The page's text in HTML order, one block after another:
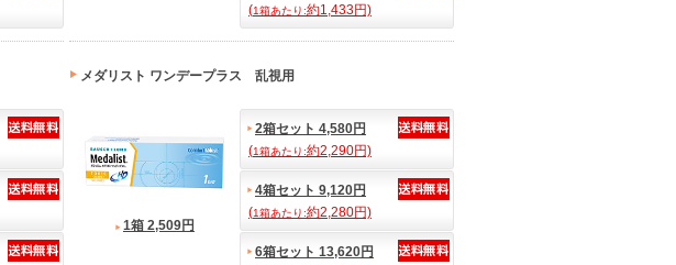
(1箱あたり:約1,433円)
メダリスト ワンデープラス 乱視用
1箱 2,509円
2箱セット 4,580円
(1箱あたり:約2,290円)
4箱セット 9,120円
(1箱あたり:約2,280円)
6箱セット 13,620円